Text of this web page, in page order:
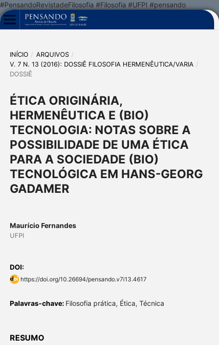
#PensandoRevistadeFilosofia #Filosofia #UFPI #pensando
INÍCIO / ARQUIVOS /
V. 7 N. 13 (2016): DOSSIÊ FILOSOFIA HERMENÊUTICA/VARIA /
DOSSIÊ
ÉTICA ORIGINÁRIA,
HERMENÊUTICA E (BIO)
TECNOLOGIA: NOTAS SOBRE A
POSSIBILIDADE DE UMA ÉTICA
PARA A SOCIEDADE (BIO)
TECNOLÓGICA EM HANS-GEORG
GADAMER
Maurício Fernandes
UFPI
DOI:
https://doi.org/10.26694/pensando.v7i13.4617
Palavras-chave: Filosofia prática, Ética, Técnica
RESUMO